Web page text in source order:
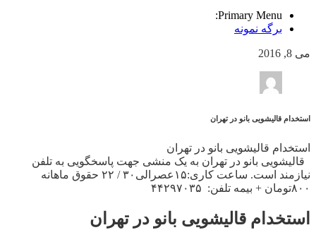
Primary Menu:
برگه نمونه
می 8, 2016
استخدام قالیشویی بانو در تهران
استخدام قالیشویی بانو در تهران
قالیشویی بانو در تهران به یک منشی جهت پاسخگویی به تلفن
نیازمند است. ساعت کاری:۱۵عصرالی۳۰ / ۲۲ حقوق ماهانه
۸۰۰تومان + بیمه تلفن: ۴۴۲۹۷۰۳۵
استخدام قالیشویی بانو در تهران